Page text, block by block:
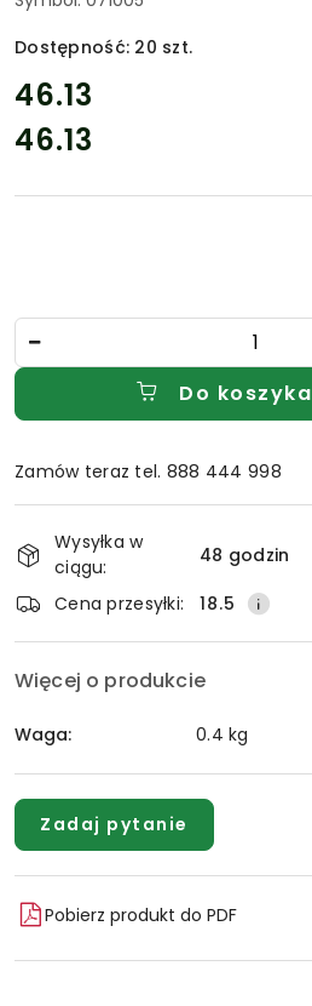
Dostępność: 20 szt.
cena:
46.13
Cena:
46.13
Do koszyka
Zamów teraz tel. 888 444 998
i
dostawa
Wysyłka w
ciągu:
48 godzin
Cena przesyłki:
18.5
Więcej o produkcie
Waga: 0.4 kg
Zadaj pytanie
Pobierz produkt do PDF